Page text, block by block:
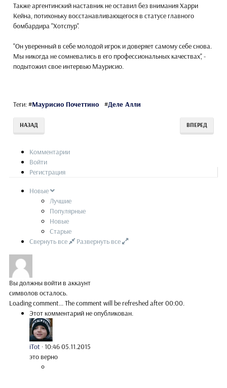
Также аргентинский наставник не оставил без внимания Харри
Кейна, потихоньку восстанавливающегося в статусе главного
бомбардира "Хотспур".
"Он уверенный в себе молодой игрок и доверяет самому себе снова.
Мы никогда не сомневались в его профессиональных качествах", -
подытожил свое интервью Маурисио.
Теги:#Маурисио Почеттино #Деле Алли
НАЗАД ВПЕРЕД
Комментарии
Войти
Регистрация
Новые
Лучшие
Популярные
Новые
Старые
Свернуть все
Развернуть все
Вы должны войти в аккаунт
символов осталось.
Loading comment...The comment will be refreshed after00:00.
Этот комментарий не опубликован.
iTot ·10:46 05.11.2015
это верно